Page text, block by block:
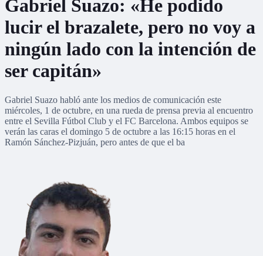
Gabriel Suazo: «He podido
lucir el brazalete, pero no voy a
ningún lado con la intención de
ser capitán»
Gabriel Suazo habló ante los medios de comunicación este
miércoles, 1 de octubre, en una rueda de prensa previa al encuentro
entre el Sevilla Fútbol Club y el FC Barcelona. Ambos equipos se
verán las caras el domingo 5 de octubre a las 16:15 horas en el
Ramón Sánchez-Pizjuán, pero antes de que el ba